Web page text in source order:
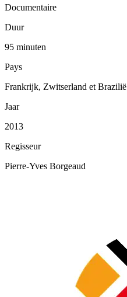
Documentaire
Duur
95 minuten
Pays
Frankrijk, Zwitserland et Brazilië
Jaar
2013
Regisseur
Pierre-Yves Borgeaud